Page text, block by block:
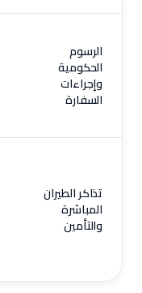
الرسوم
الحكومية
وإجراءات
السفارة
تذاكر الطيران
المباشرة
والتأمين